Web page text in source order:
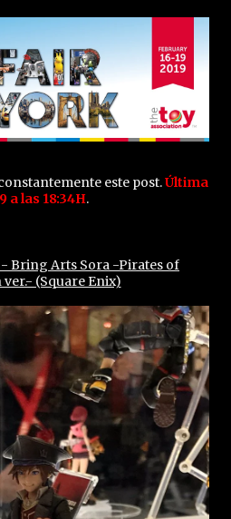
este post.Última
a las 18:34H.
Bring Arts Sora -Pirates of
ver.- (Square Enix)